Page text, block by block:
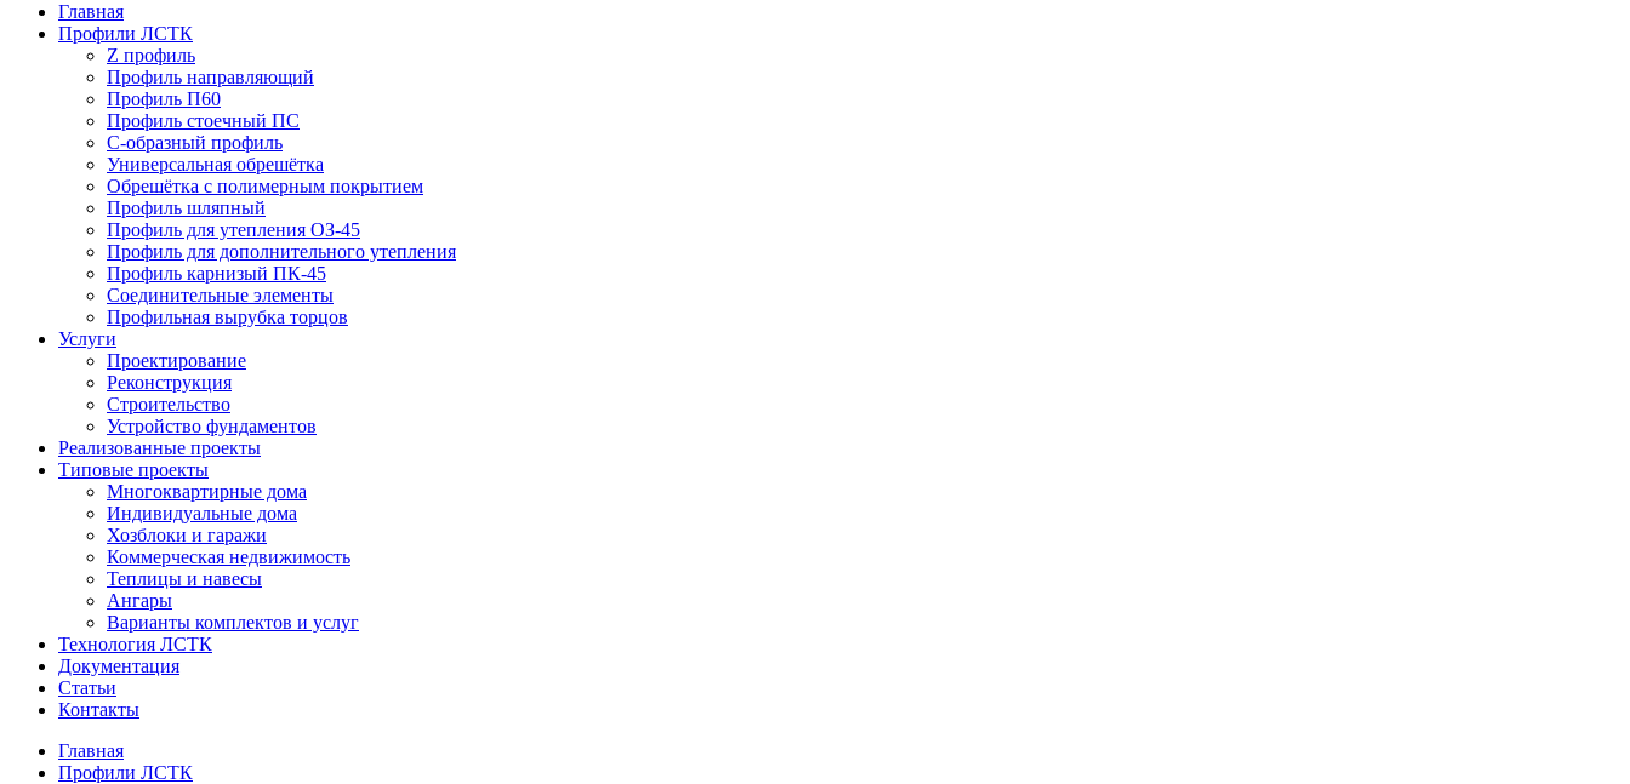
Главная
Профили ЛСТК
Z профиль
Профиль направляющий
Профиль П60
Профиль стоечный ПС
С-образный профиль
Универсальная обрешётка
Обрешётка c полимерным покрытием
Профиль шляпный
Профиль для утепления ОЗ-45
Профиль для дополнительного утепления
Профиль карнизый ПК-45
Соединительные элементы
Профильная вырубка торцов
Услуги
Проектирование
Реконструкция
Строительство
Устройство фундаментов
Реализованные проекты
Типовые проекты
Многоквартирные дома
Индивидуальные дома
Хозблоки и гаражи
Коммерческая недвижимость
Теплицы и навесы
Ангары
Варианты комплектов и услуг
Технология ЛСТК
Документация
Статьи
Контакты
Главная
Профили ЛСТК